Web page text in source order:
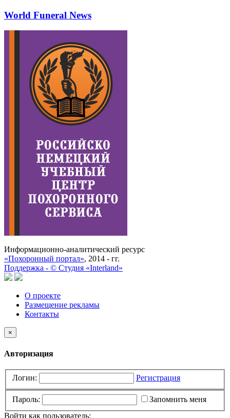
World Funeral News
Информационно-аналитический ресурс
«Похоронный портал», 2014 - гг.
Поддержка - © Cтудия «Interland»
О проекте
Размещение рекламы
Контакты
×
Авторизация
Логин: Регистрация
Пароль:
Запомнить меня
Войти как пользователь: